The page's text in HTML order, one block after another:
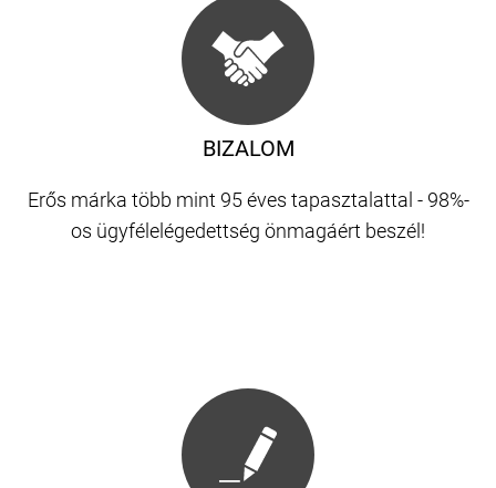
BIZALOM
Erős márka több mint 95 éves tapasztalattal - 98%-
os ügyfélelégedettség önmagáért beszél!